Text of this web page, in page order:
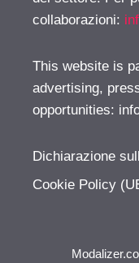
collaborazioni:
This website is
advertising,
opportunities:
Dichiarazione
Cookie Policy